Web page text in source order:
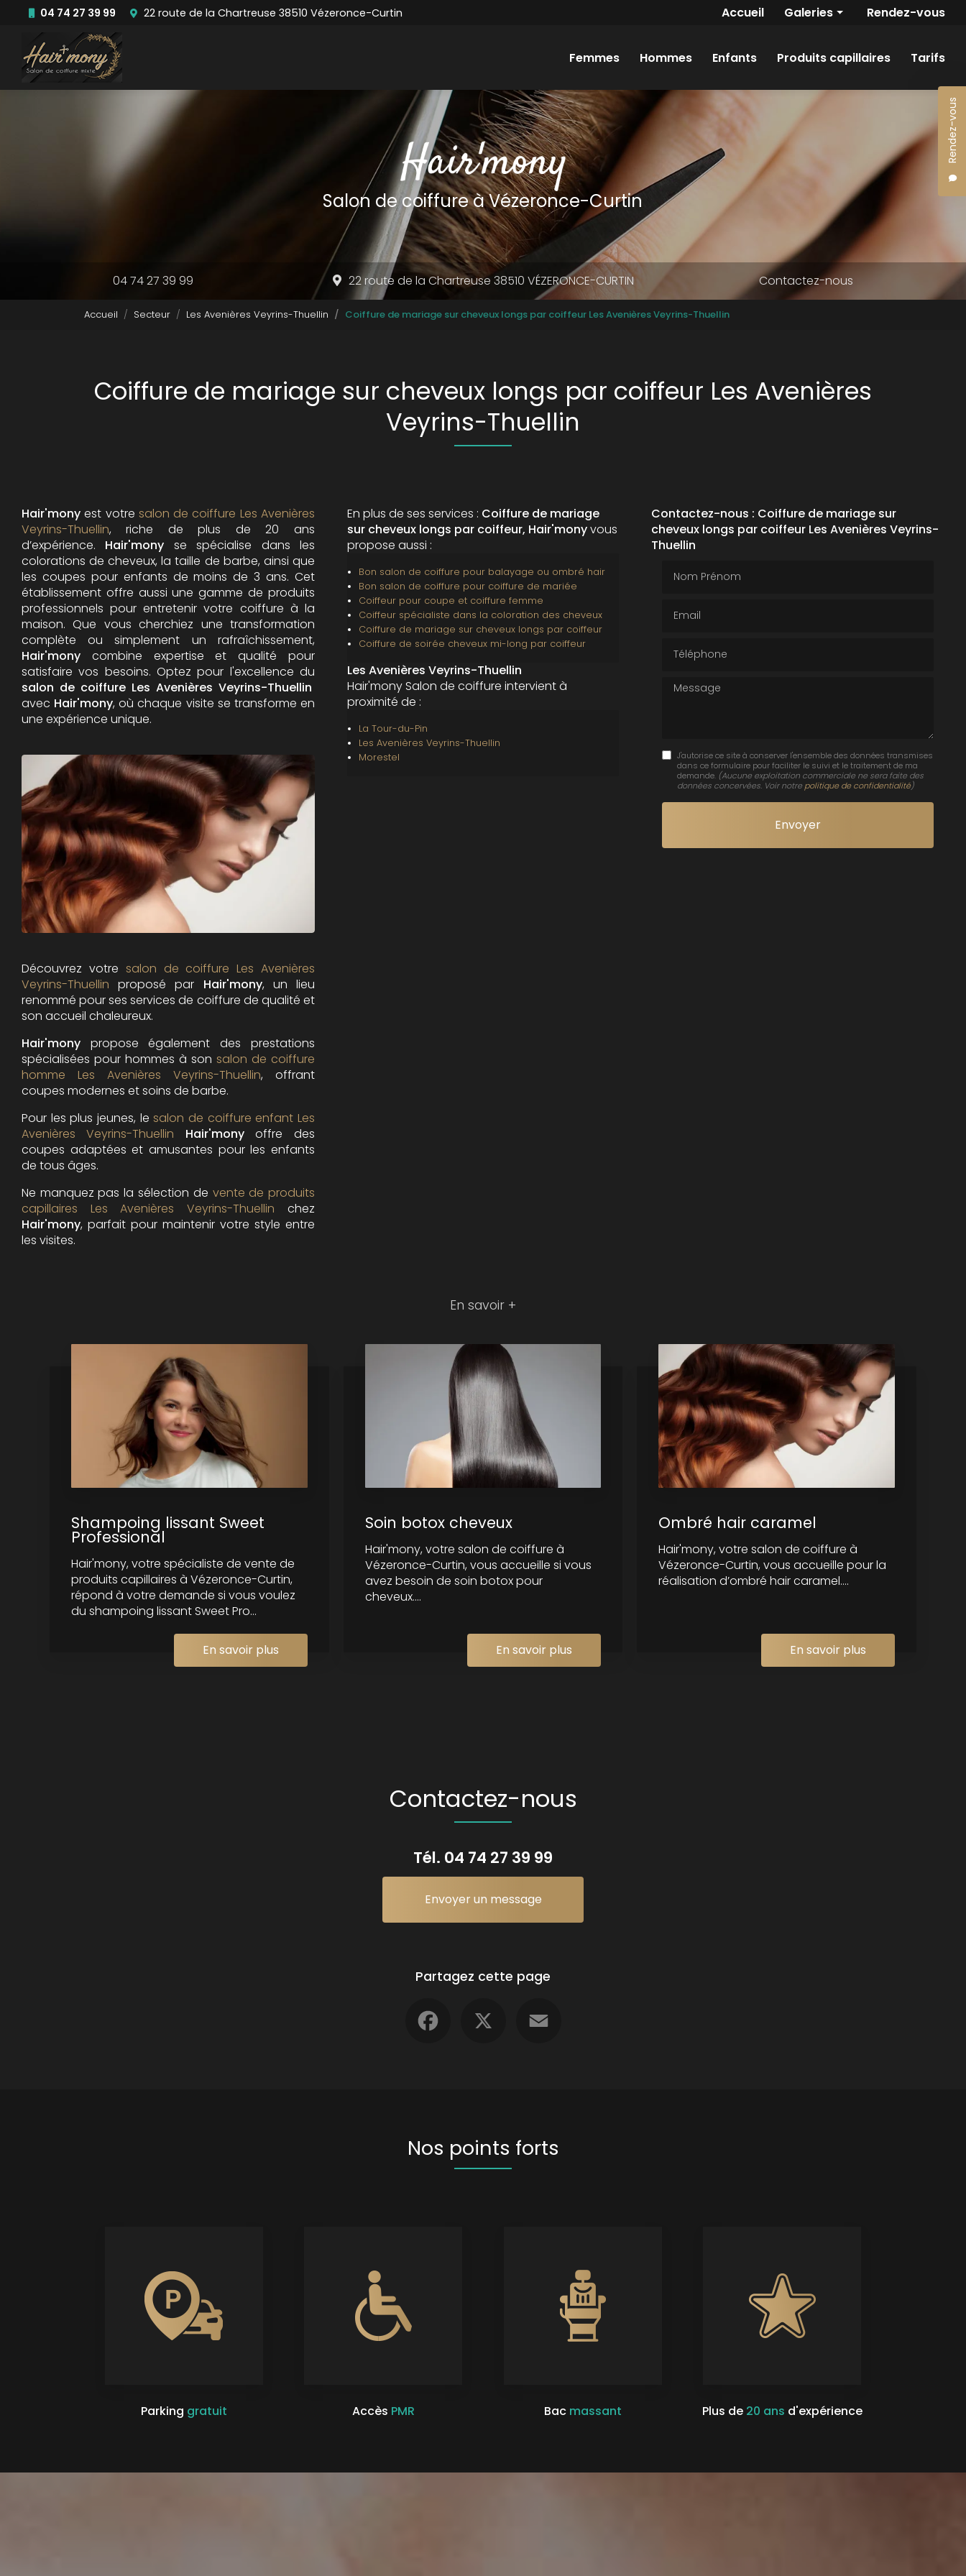
contenu
principal
04 74 27 39 99 22 route de la Chartreuse 38510 Vézeronce-Curtin Navigation secondaire
Accueil Galeries
Hommes
Enfants
Rendez-vous
Rendez-vous
Femmes
Hommes Enfants Produits capillaires Tarifs
Salon de coiffureà Vézeronce-Curtin
04 74 27 39 99 22 route de la Chartreuse 38510 VÉZERONCE-CURTIN Contactez-nous
Accueil Secteur Les Avenières Veyrins-Thuellin Coiffure de mariage sur cheveux longs par coiffeur Les Avenières Veyrins-Thuellin
Coiffure de mariage sur cheveux longs par coiffeur Les Avenières
Veyrins-Thuellin
Hair'monyest votre salon de coiffure Les Avenières
Veyrins-Thuellin, riche de plus de 20 ans
d’expérience. Hair'mony se spécialise dans les
colorations de cheveux, la taille de barbe, ainsi que
les coupes pour enfants de moins de 3 ans. Cet
établissement offre aussi une gamme de produits
professionnels pour entretenir votre coiffure à la
maison. Que vous cherchiez une transformation
complète ou simplement un rafraîchissement,
Hair'mony combine expertise et qualité pour
satisfaire vos besoins. Optez pour l'excellence du
salon de coiffure Les Avenières Veyrins-Thuellin
avec Hair'mony, où chaque visite se transforme en
une expérience unique.
Découvrez votre salon de coiffure Les Avenières
Veyrins-Thuellin proposé par Hair'mony, un lieu
renommé pour ses services de coiffure de qualité et
son accueil chaleureux.
Hair'mony propose également des prestations
spécialisées pour hommes à son salon de coiffure
homme Les Avenières Veyrins-Thuellin, offrant
coupes modernes et soins de barbe.
Pour les plus jeunes, lesalon de coiffure enfant Les
Avenières Veyrins-Thuellin
Hair'mony offre des
coupes adaptées et amusantes pour les enfants
de tous âges.
Ne manquez pas la sélection de vente de produits
capillaires Les Avenières Veyrins-Thuellin chez
Hair'mony, parfait pour maintenir votre style entre
les visites.
En plus de ses services : Coiffure de mariage
sur cheveux longs par coiffeur, Hair'monyvous
propose aussi :
Bon salon de coiffure pour balayage ou ombré hair
Bon salon de coiffure pour coiffure de mariée
Coiffeur pour coupe et coiffure femme
Coiffeur spécialiste dans la coloration des cheveux
Coiffure de mariage sur cheveux longs par coiffeur
Coiffure de soirée cheveux mi-long par coiffeur
Les Avenières Veyrins-Thuellin
Hair'mony Salon de coiffure intervient à
proximité de :
La Tour-du-Pin
Les Avenières Veyrins-Thuellin
Morestel
Contactez-nous : Coiffure de mariage sur
cheveux longs par coiffeur Les Avenières Veyrins-
Thuellin
Message
J'autorise ce site à conserver l'ensemble des données transmises
dans ce formulaire pour faciliter le suivi et le traitement de ma
demande. (Aucune exploitation commerciale ne sera faite des
données concervées. Voir notre politique de confidentialité)
En savoir +
Shampoing lissant Sweet
Professional
Hair'mony, votre spécialiste de vente de
produits capillaires à Vézeronce-Curtin,
répond à votre demande si vous voulez
du shampoing lissant Sweet Pro...
En savoir plus
Soin botox cheveux
Hair'mony, votre salon de coiffure à
Vézeronce-Curtin, vous accueille si vous
avez besoin de soin botox pour
cheveux....
En savoir plus
Ombré hair caramel
Hair'mony, votre salon de coiffure à
Vézeronce-Curtin, vous accueille pour la
réalisation d’ombré hair caramel....
En savoir plus
Contactez-nous
Tél. 04 74 27 39 99
Envoyer un message
Partagez cette page
Nos points forts
Parking gratuit Accès PMR Bac massant Plus de 20 ans d'expérience